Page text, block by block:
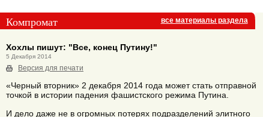
Компромат все материалы раздела
Хохлы пишут: "Все, конец Путину!"
5 Декабря 2014
Версия для печати
«Черный вторник» 2 декабря 2014 года может стать отправной
точкой в истории падения фашистского режима Путина.
И дело даже не в огромных потерях подразделений элитного